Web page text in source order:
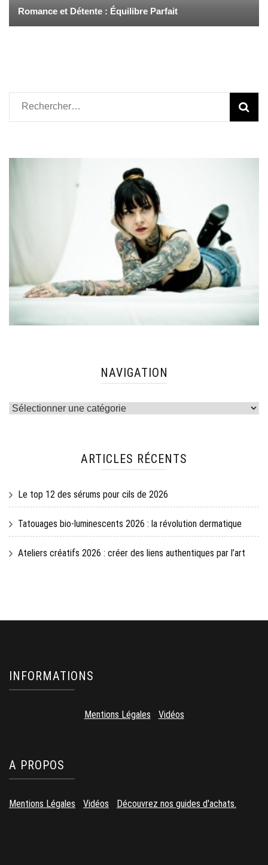
Romance et Détente : Équilibre Parfait
Rechercher :
NAVIGATION
Navigation
ARTICLES RÉCENTS
Le top 12 des sérums pour cils de 2026
Tatouages bio-luminescents 2026 : la révolution dermatique
Ateliers créatifs 2026 : créer des liens authentiques par l’art
INFORMATIONS
Mentions Légales Vidéos
A PROPOS
Mentions Légales Vidéos Découvrez nos guides d'achats.